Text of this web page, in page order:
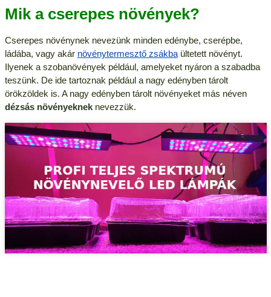
Mik a cserepes növények?
Cserepes növénynek nevezünk minden edénybe, cserépbe,
ládába, vagy akár növénytermesztő zsákbaültetett növényt.
Ilyenek a szobanövények például, amelyeket nyáron a szabadba
teszünk. De ide tartoznak például a nagy edényben tárolt
örökzöldek is. A nagy edényben tárolt növényeket más néven
dézsás növényekneknevezzük.